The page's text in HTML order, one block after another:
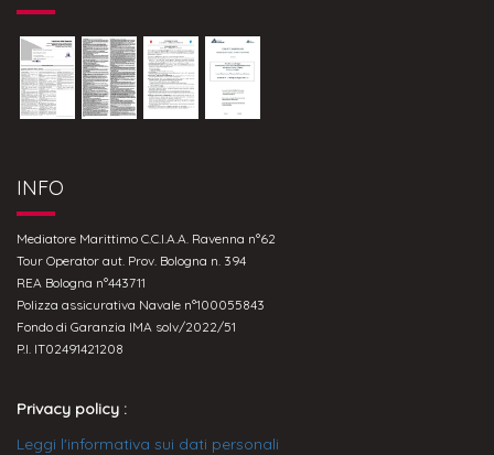
INFO
Mediatore Marittimo C.C.I.A.A. Ravenna n°62
Tour Operator aut. Prov. Bologna n. 394
REA Bologna n°443711
Polizza assicurativa Navale n°100055843
Fondo di Garanzia IMA solv/2022/51
P.I. IT02491421208
Privacy policy :
Leggi l'informativa sui dati personali